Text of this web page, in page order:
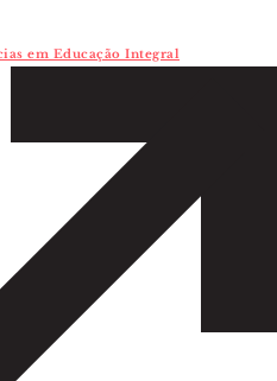
em Educação Integral